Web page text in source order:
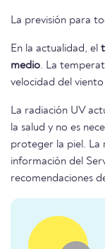
La previsión para
En la actualidad, el
medio. La
velocidad del
La radiación UV
la salud y no es
proteger la piel. La
información del
recomendaciones